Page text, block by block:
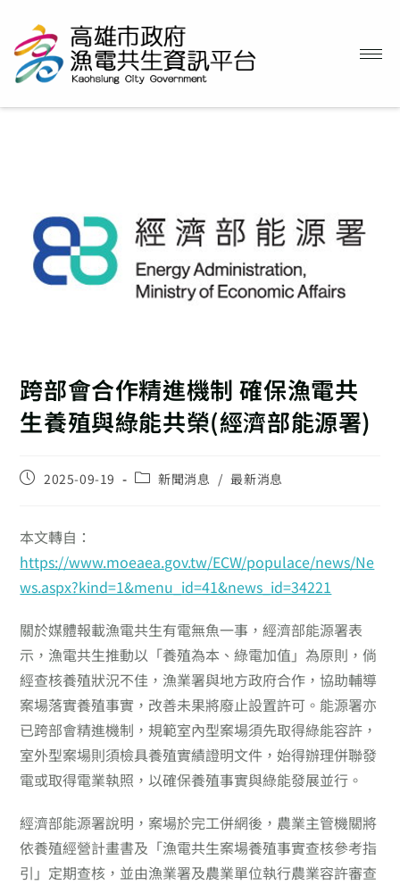
跨部會合作精進機制 確保漁電共
生養殖與綠能共榮(經濟部能源署)
2025-09-19 新聞消息 / 最新消息
本文轉自：
https://www.moeaea.gov.tw/ECW/populace/news/Ne
ws.aspx?kind=1&menu_id=41&news_id=34221
關於媒體報載漁電共生有電無魚一事，經濟部能源署表
示，漁電共生推動以「養殖為本、綠電加值」為原則，倘
經查核養殖狀況不佳，漁業署與地方政府合作，協助輔導
案場落實養殖事實，改善未果將廢止設置許可。能源署亦
已跨部會精進機制，規範室內型案場須先取得綠能容許，
室外型案場則須檢具養殖實績證明文件，始得辦理併聯發
電或取得電業執照，以確保養殖事實與綠能發展並行。
經濟部能源署說明，案場於完工併網後，農業主管機關將
依養殖經營計畫書及「漁電共生案場養殖事實查核參考指
引」定期查核，並由漁業署及農業單位執行農業容許審查